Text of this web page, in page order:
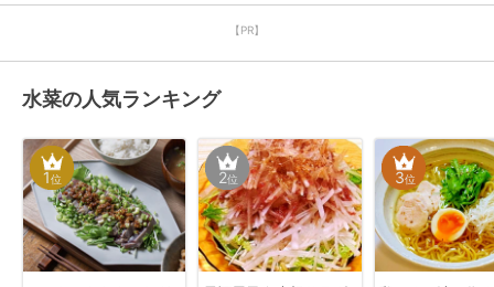
【PR】
水菜の人気ランキング
1位 2位 3位